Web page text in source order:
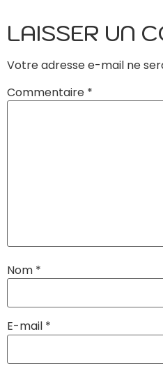
LAISSER UN
Votre adresse e-mail ne
Commentaire *
Nom *
E-mail *